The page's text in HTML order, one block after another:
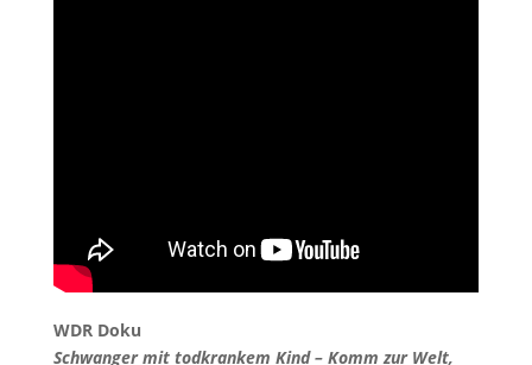
WDR Doku
Schwanger mit todkrankem Kind – Komm zur Welt,